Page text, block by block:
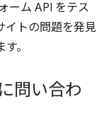
ーム API をテス
イトの問題を発見
。
問い合わ